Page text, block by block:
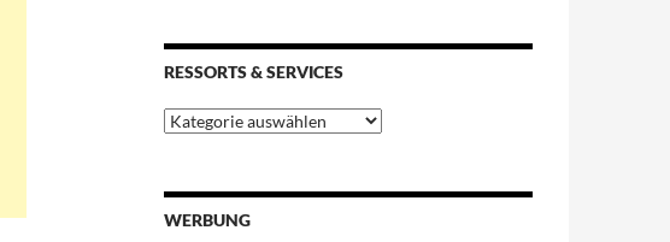
RESSORTS & SERVICES
Ressorts
&
WERBUNG